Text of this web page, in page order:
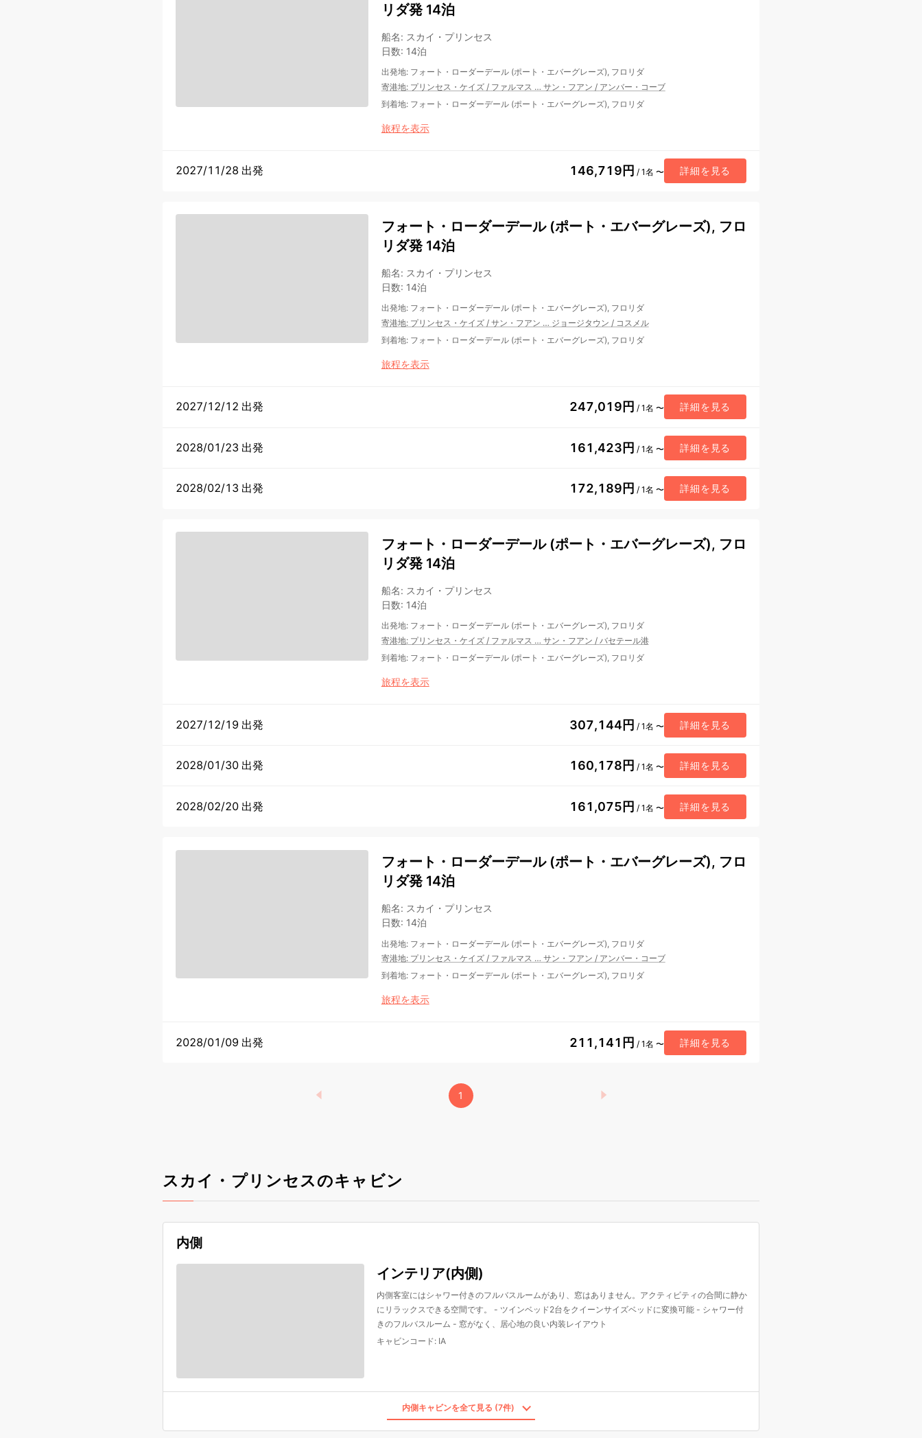
リダ発 14泊
船名: スカイ・プリンセス
日数: 14泊
出発地: フォート・ローダーデール (ポート・エバーグレーズ), フロリダ
寄港地: プリンセス・ケイズ/ ファルマス … サン・フアン / アンバー・コーブ
到着地: フォート・ローダーデール (ポート・エバーグレーズ), フロリダ
旅程を表示
2027/11/28 出発 146,719円 / 1名 〜 詳細を見る
フォート・ローダーデール (ポート・エバーグレーズ), フロ
リダ発 14泊
船名: スカイ・プリンセス
日数: 14泊
出発地: フォート・ローダーデール (ポート・エバーグレーズ), フロリダ
寄港地: プリンセス・ケイズ/ サン・フアン … ジョージタウン / コスメル
到着地: フォート・ローダーデール (ポート・エバーグレーズ), フロリダ
旅程を表示
2027/12/12 出発 247,019円 / 1名 〜 詳細を見る
2028/01/23 出発 161,423円 / 1名 〜 詳細を見る
2028/02/13 出発 172,189円 / 1名 〜 詳細を見る
フォート・ローダーデール (ポート・エバーグレーズ), フロ
リダ発 14泊
船名: スカイ・プリンセス
日数: 14泊
出発地: フォート・ローダーデール (ポート・エバーグレーズ), フロリダ
寄港地: プリンセス・ケイズ/ ファルマス … サン・フアン / バセテール港
到着地: フォート・ローダーデール (ポート・エバーグレーズ), フロリダ
旅程を表示
2027/12/19 出発 307,144円 / 1名 〜 詳細を見る
2028/01/30 出発 160,178円 / 1名 〜 詳細を見る
2028/02/20 出発 161,075円 / 1名 〜 詳細を見る
フォート・ローダーデール (ポート・エバーグレーズ), フロ
リダ発 14泊
船名: スカイ・プリンセス
日数: 14泊
出発地: フォート・ローダーデール (ポート・エバーグレーズ), フロリダ
寄港地: プリンセス・ケイズ/ ファルマス … サン・フアン / アンバー・コーブ
到着地: フォート・ローダーデール (ポート・エバーグレーズ), フロリダ
旅程を表示
2028/01/09 出発 211,141円 / 1名 〜 詳細を見る
1
スカイ・プリンセスのキャビン
内側
インテリア(内側)
内側客室にはシャワー付きのフルバスルームがあり、窓はありません。アクティビティの合間に静か
にリラックスできる空間です。 - ツインベッド2台をクイーンサイズベッドに変換可能 - シャワー付
きのフルバスルーム - 窓がなく、居心地の良い内装レイアウト
キャビンコード: IA
内側キャビンを全て見る (7件)